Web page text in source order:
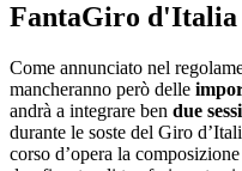
FantaGiro d'Italia
Come annunciato nel
mancheranno però delle
andrà a integrare ben due
durante le soste del Giro
corso d’opera la